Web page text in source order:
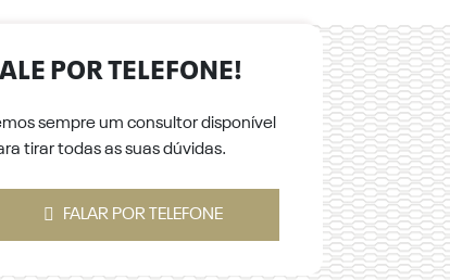
POR TELEFONE!
sempre um consultor disponível
tirar todas as suas dúvidas.
FALAR POR TELEFONE